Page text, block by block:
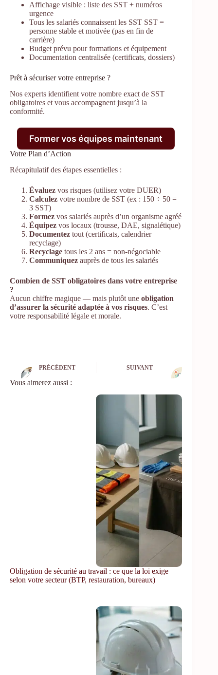
Affichage visible : liste des SST + numéros
urgence
Tous les salariés connaissent les SST SST =
personne stable et motivée (pas en fin de
carrière)
Budget prévu pour formations et équipement
Documentation centralisée (certificats, dossiers)
Prêt à sécuriser votre entreprise ?
Nos experts identifient votre nombre exact de SST
obligatoires et vous accompagnent jusqu’à la
conformité.
Former vos équipes maintenant
Votre Plan d’Action
Récapitulatif des étapes essentielles :
Évaluez vos risques (utilisez votre DUER)
Calculez votre nombre de SST (ex : 150 ÷ 50 =
3 SST)
Formez vos salariés auprès d’un organisme agréé
Équipez vos locaux (trousse, DAE, signalétique)
Documentez tout (certificats, calendrier
recyclage)
Recyclage tous les 2 ans = non-négociable
Communiquez auprès de tous les salariés
Combien de SST obligatoires dans votre entreprise
?
Aucun chiffre magique — mais plutôt une obligation
d’assurer la sécurité adaptée à vos risques. C’est
votre responsabilité légale et morale.
PRÉCÉDENT SUIVANT
Vous aimerez aussi :
Obligation de sécurité au travail : ce que la loi exige
selon votre secteur (BTP, restauration, bureaux)